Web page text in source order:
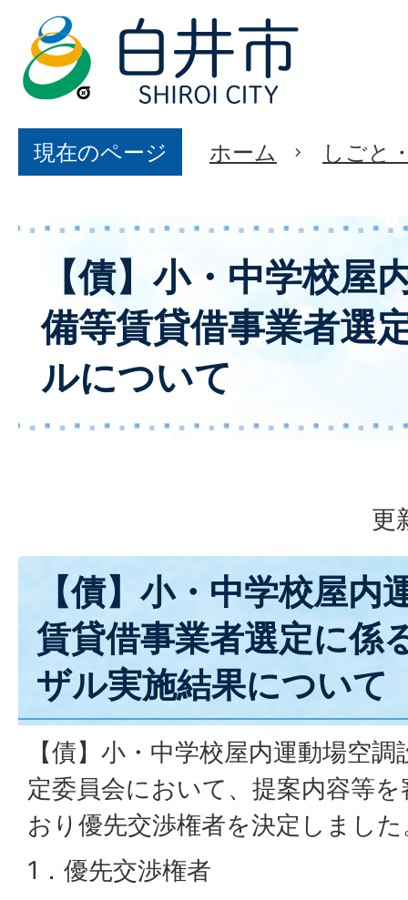
現在のページ ホーム しごと
【債】小・中学校屋
備等賃貸借事業者選
ルについて
更
【債】小・中学校屋内
賃貸借事業者選定に係
ザル実施結果について
【債】小・中学校屋内運動場空
定委員会において、提案内容等
おり優先交渉権者を決定しました
1．優先交渉権者